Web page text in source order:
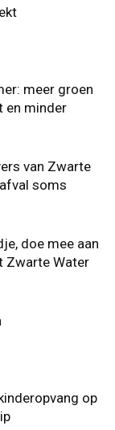
meer groen
en minder
van Zwarte
soms
doe mee aan
Zwarte Water
op